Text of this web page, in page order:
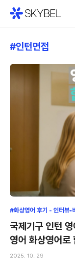
#인턴면접
#화상영어 후기 - 인터뷰•
국제기구 인턴
영어 화상영어로
2025. 10. 29